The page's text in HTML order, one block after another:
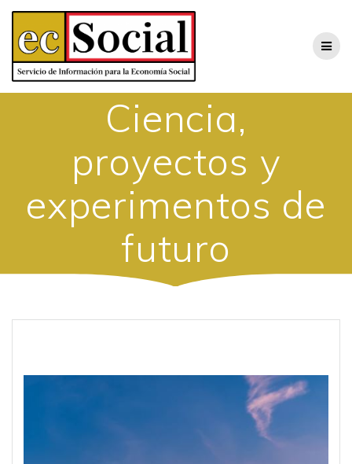
Saltar
al
Ciencia,
proyectos y
experimentos de
futuro